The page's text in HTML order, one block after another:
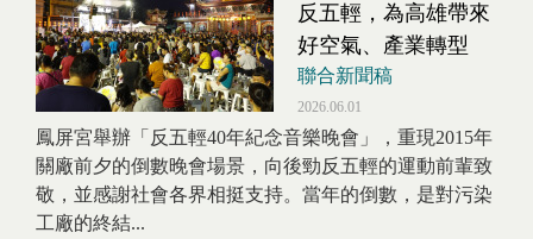
反五輕，為高雄帶來
好空氣、產業轉型
聯合新聞稿
2026.06.01
鳳屏宮舉辦「反五輕40年紀念音樂晚會」，重現2015年
關廠前夕的倒數晚會場景，向後勁反五輕的運動前輩致
敬，並感謝社會各界相挺支持。當年的倒數，是對污染
工廠的終結...